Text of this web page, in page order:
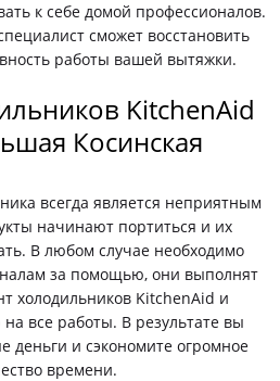
к себе домой профессионалов.
сможет восстановить
работы вашей вытяжки.
KitchenAid
Косинская
всегда является неприятным
начинают портиться и их
В любом случае необходимо
за помощью, они выполнят
холодильников KitchenAid и
все работы. В результате вы
деньги и сэкономите огромное
времени.